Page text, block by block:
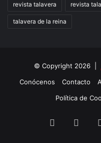
revista talavera revista
talavera de la reina
© Copyright 2026 |
Conócenos
Contacto
Política de
Facebook